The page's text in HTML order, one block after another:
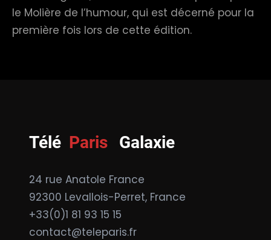
le Molière de l’humour, qui est décerné pour la
première fois lors de cette édition.
Télé Paris Galaxie
24 rue Anatole France
92300 Levallois-Perret, France
+33(0)1 81 93 15 15
contact@teleparis.fr